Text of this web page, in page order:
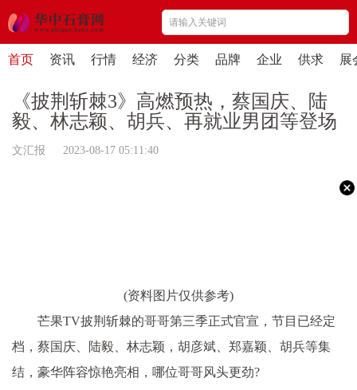
首页 资讯 行情 经济 分类 品牌 企业 供求 展
《披荆斩棘3》高燃预热，蔡国庆、陆
毅、林志颖、胡兵、再就业男团等登场
文汇报 2023-08-17 05:11:40
(资料图片仅供参考)
芒果TV披荆斩棘的哥哥第三季正式官宣，节目已经定
档，蔡国庆、陆毅、林志颖，胡彦斌、郑嘉颖、胡兵等集
结，豪华阵容惊艳亮相，哪位哥哥风头更劲?